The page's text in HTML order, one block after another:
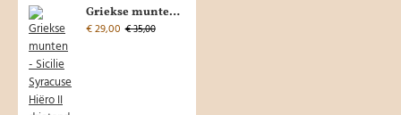
Griekse munten - Sicilie Syracuse Hiëro II drietand (MA2472)
€ 29,00 € 35,00